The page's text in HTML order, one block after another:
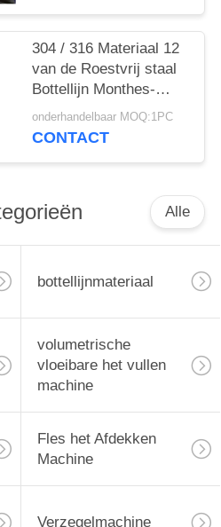
304 / 316 Materiaal 12
van de Roestvrij staal
Bottellijn Monthes-
Garantie
onderhandelbaar MOQ:1PC
CONTACT
Alle
bottellijnmateriaal
volumetrische
vloeibare het vullen
machine
Fles het Afdekken
Machine
Verzegelmachine